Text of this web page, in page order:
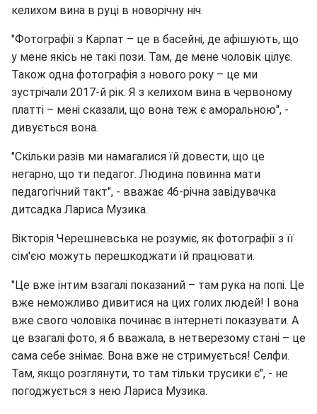
келихом вина в руці в новорічну ніч.
"Фотографії з Карпат – це в басейні, де афішують, що
у мене якісь не такі пози. Там, де мене чоловік цілує.
Також одна фотографія з нового року – це ми
зустрічали 2017-й рік. Я з келихом вина в червоному
платті – мені сказали, що вона теж є аморальною", -
дивується вона.
"Скільки разів ми намагалися їй довести, що це
негарно, що ти педагог. Людина повинна мати
педагогічний такт", - вважає 46-річна завідувачка
дитсадка Лариса Музика.
Вікторія Черешневська не розуміє, як фотографії з її
сім'єю можуть перешкоджати їй працювати.
"Це вже інтим взагалі показаний – там рука на попі. Це
вже неможливо дивитися на цих голих людей! І вона
вже свого чоловіка починає в інтернеті показувати. А
це взагалі фото, я б вважала, в нетверезому стані – це
сама себе знімає. Вона вже не стримується! Селфи.
Там, якщо розглянути, то там тільки трусики є", - не
погоджується з нею Лариса Музика.